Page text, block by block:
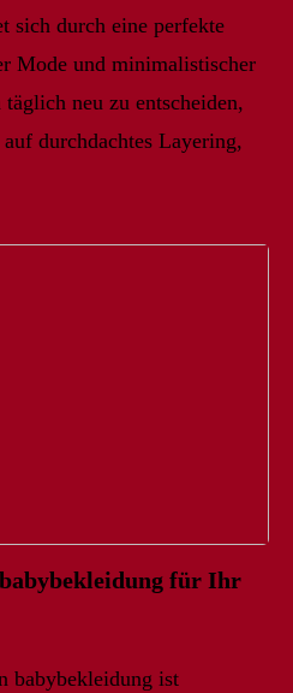
sich durch eine perfekte
Mode und minimalistischer
neu zu entscheiden,
durchdachtes Layering,
für Ihr
babybekleidung ist